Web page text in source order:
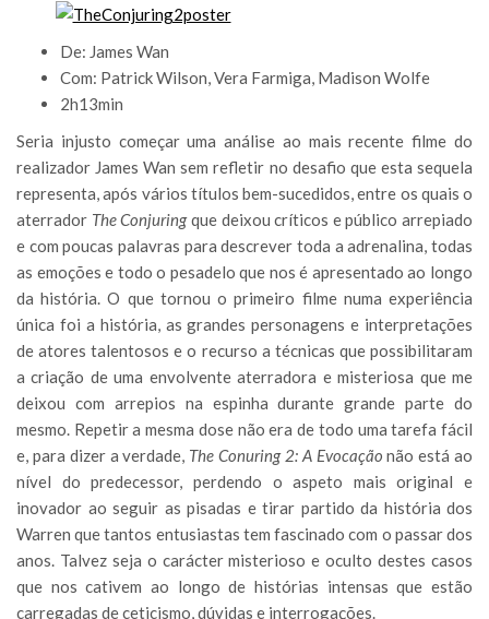
De: James Wan
Com: Patrick Wilson, Vera Farmiga, Madison Wolfe
2h13min
Seria injusto começar uma análise ao mais recente filme do
realizador James Wan sem refletir no desafio que esta sequela
representa, após vários títulos bem-sucedidos, entre os quais o
aterrador The Conjuringque deixou críticos e público arrepiado
e com poucas palavras para descrever toda a adrenalina, todas
as emoções e todo o pesadelo que nos é apresentado ao longo
da história. O que tornou o primeiro filme numa experiência
única foi a história, as grandes personagens e interpretações
de atores talentosos e o recurso a técnicas que possibilitaram
a criação de uma envolvente aterradora e misteriosa que me
deixou com arrepios na espinha durante grande parte do
mesmo. Repetir a mesma dose não era de todo uma tarefa fácil
e, para dizer a verdade, The Conuring 2: A Evocaçãonão está ao
nível do predecessor, perdendo o aspeto mais original e
inovador ao seguir as pisadas e tirar partido da história dos
Warren que tantos entusiastas tem fascinado com o passar dos
anos. Talvez seja o carácter misterioso e oculto destes casos
que nos cativem ao longo de histórias intensas que estão
carregadas de ceticismo, dúvidas e interrogações.